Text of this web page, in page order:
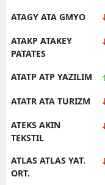
ATAGY ATA GMYO
ATAKP ATAKEY
PATATES
ATATP ATP YAZILIM
ATATR ATA TURIZM
ATEKS AKIN
TEKSTIL
ATLAS ATLAS YAT.
ORT.